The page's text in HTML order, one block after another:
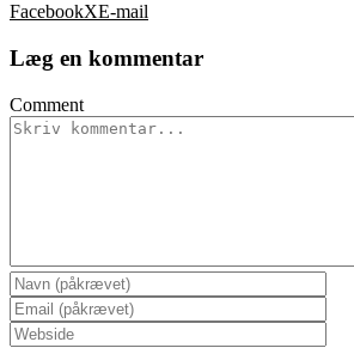
FacebookXE-mail
Læg en kommentar
Comment